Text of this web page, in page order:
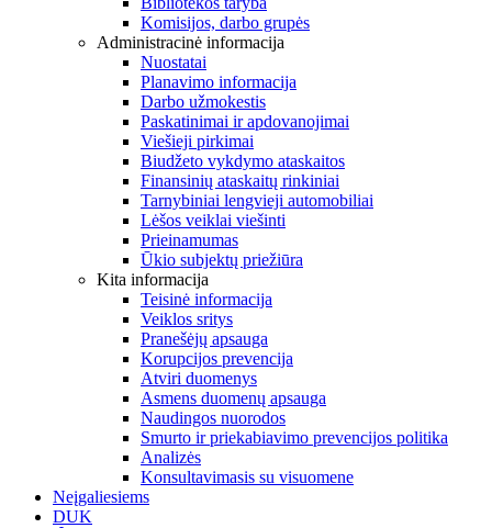
Komisijos, darbo grupės
Administracinė informacija
Nuostatai
Planavimo informacija
Darbo užmokestis
Paskatinimai ir apdovanojimai
Viešieji pirkimai
Biudžeto vykdymo ataskaitos
Finansinių ataskaitų rinkiniai
Tarnybiniai lengvieji automobiliai
Lėšos veiklai viešinti
Prieinamumas
Ūkio subjektų priežiūra
Kita informacija
Teisinė informacija
Veiklos sritys
Pranešėjų apsauga
Korupcijos prevencija
Atviri duomenys
Asmens duomenų apsauga
Naudingos nuorodos
Smurto ir priekabiavimo prevencijos politika
Analizės
Konsultavimasis su visuomene
Neįgaliesiems
DUK